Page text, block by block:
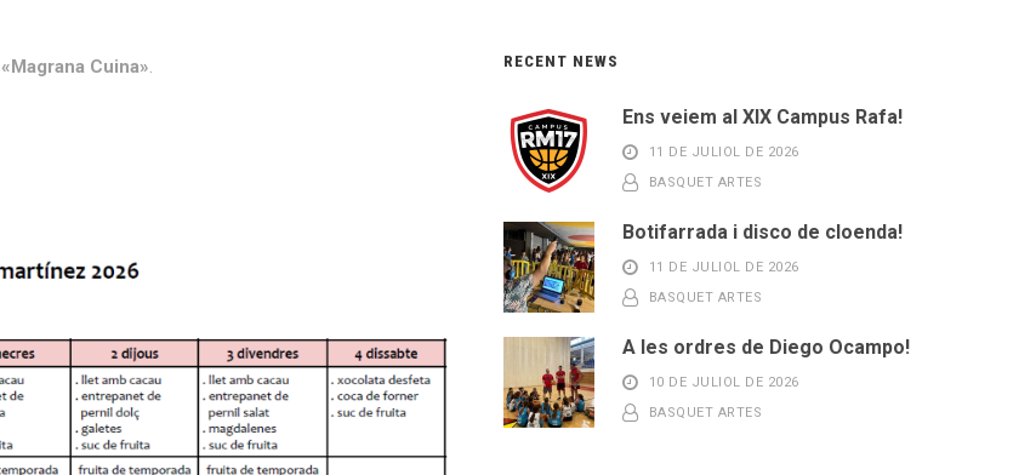
«Magrana Cuina». RECENT NEWS
Ens veiem al XIX Campus Rafa!
11 DE JULIOL DE 2026
BASQUET ARTES
Botifarrada i disco de cloenda!
11 DE JULIOL DE 2026
BASQUET ARTES
A les ordres de Diego Ocampo!
10 DE JULIOL DE 2026
BASQUET ARTES